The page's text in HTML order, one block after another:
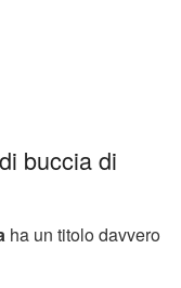
buccia di
ha un titolo davvero